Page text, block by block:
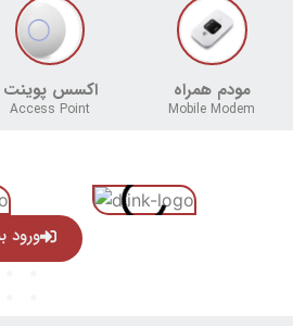
مودم همراه
Mobile Modem
اکسس پوینت
Access Point
ورود